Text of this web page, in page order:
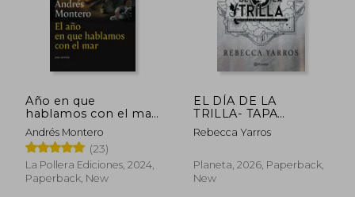
Año en que
hablamos con el mar,
El (in Spanish)
Andrés Montero
(23)
La Pollera Ediciones, 2024,
Paperback, New
EL DÍA DE LA
TRILLA- TAPA
BLANDA (in Spanish)
Rebecca Yarros
Planeta, 2026, Paperback,
New